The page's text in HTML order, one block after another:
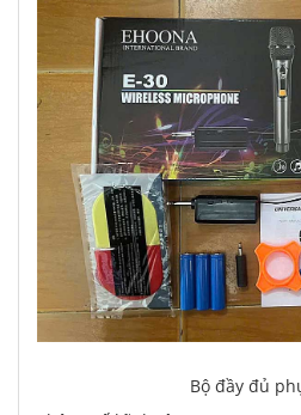
Bộ đầy đủ